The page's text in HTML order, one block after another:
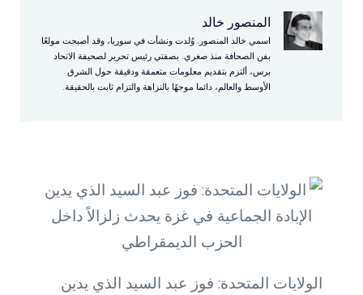
المنصور خالد
اسمي خالد المنصور. وُلدت ونشأت في سوريا، وقد أصبحت مولعًا
بفن الصحافة منذ صغري. بصفتي رئيس تحرير لصحيفة الاتحاد
برس، ألتزم بتقديم معلومات متعمقة ودقيقة حول الشرق
الأوسط والعالم، دائما موجهًا بالنزاهة والتزام ثابت بالحقيقة.
الولايات المتحدة: فوز عبد السيد الذي يدين